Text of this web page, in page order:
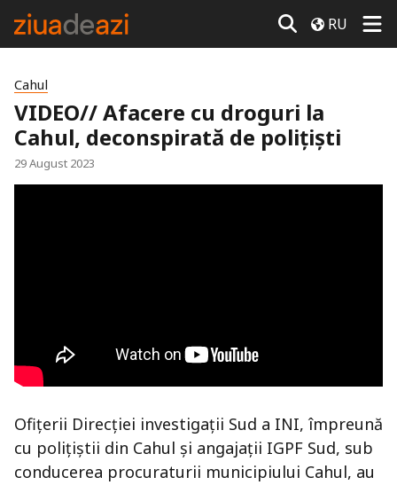
RU
Cahul
VIDEO// Afacere cu droguri la
Cahul, deconspirată de polițiști
29 August 2023
Ofițerii Direcției investigații Sud a INI, împreună
cu polițiștii din Cahul și angajații IGPF Sud, sub
conducerea procuraturii municipiului Cahul, au